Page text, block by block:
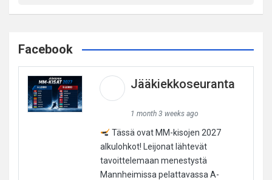
Facebook
Jääkiekkoseuranta
1 month 3 weeks ago
Tässä ovat MM-kisojen 2027
alkulohkot! Leijonat lähtevät
tavoittelemaan menestystä
Mannheimissa pelattavassa A-